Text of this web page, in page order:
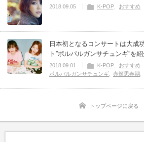
2018.09.05 K-POP おすすめ
日本初となるコンサートは大成
ト”ポルパルガンサチュンギ”を紹
2018.09.01 K-POP おすすめ
ポルパルガンサチュンギ
赤頬思春期
トップページに戻る